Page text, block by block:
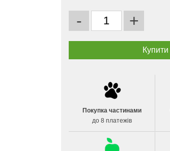
- +
Покупка частинами
до 8 платежів